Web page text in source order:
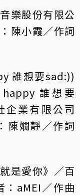
樂股份有限公
陳小霞／作詞
誰想要sad:))
誰想要
企業有限公司
陳嫺靜／作詞
是愛你》／百
：aMEI／作曲